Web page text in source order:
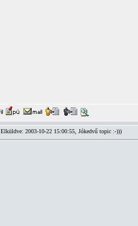
Elküldve: 2003-10-22 15:00:55, Jókedvű topic :-)))